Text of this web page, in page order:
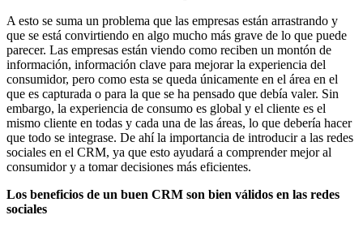
A esto se suma un problema que las empresas están arrastrando y
que se está convirtiendo en algo mucho más grave de lo que puede
parecer. Las empresas están viendo como reciben un montón de
información, información clave para mejorar la experiencia del
consumidor, pero como esta se queda únicamente en el área en el
que es capturada o para la que se ha pensado que debía valer. Sin
embargo, la experiencia de consumo es global y el cliente es el
mismo cliente en todas y cada una de las áreas, lo que debería hacer
que todo se integrase. De ahí la importancia de introducir a las redes
sociales en el CRM, ya que esto ayudará a comprender mejor al
consumidor y a tomar decisiones más eficientes.
Los beneficios de un buen CRM son bien válidos en las redes
sociales